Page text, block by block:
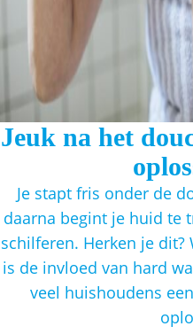
Jeuk na het
Je stapt fris onder de
daarna begint je huid te
schilferen. Herken je dit?
is de invloed van hard
veel huishoudens